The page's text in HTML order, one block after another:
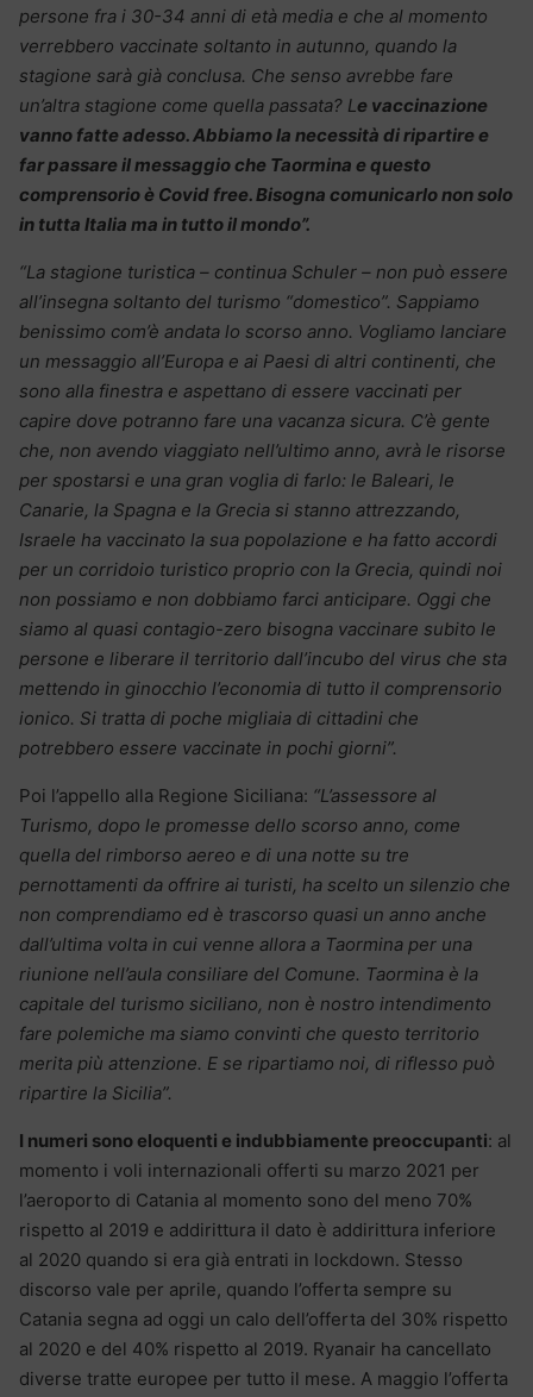
persone fra i 30-34 anni di età media e che al momento
verrebbero vaccinate soltanto in autunno, quando la
stagione sarà già conclusa. Che senso avrebbe fare
un’altra stagione come quella passata? Le vaccinazione
vanno fatte adesso. Abbiamo la necessità di ripartire e
far passare il messaggio che Taormina e questo
comprensorio è Covid free. Bisogna comunicarlo non solo
in tutta Italia ma in tutto il mondo”.
“La stagione turistica – continua Schuler – non può essere
all’insegna soltanto del turismo “domestico”. Sappiamo
benissimo com’è andata lo scorso anno. Vogliamo lanciare
un messaggio all’Europa e ai Paesi di altri continenti, che
sono alla finestra e aspettano di essere vaccinati per
capire dove potranno fare una vacanza sicura. C’è gente
che, non avendo viaggiato nell’ultimo anno, avrà le risorse
per spostarsi e una gran voglia di farlo: le Baleari, le
Canarie, la Spagna e la Grecia si stanno attrezzando,
Israele ha vaccinato la sua popolazione e ha fatto accordi
per un corridoio turistico proprio con la Grecia, quindi noi
non possiamo e non dobbiamo farci anticipare. Oggi che
siamo al quasi contagio-zero bisogna vaccinare subito le
persone e liberare il territorio dall’incubo del virus che sta
mettendo in ginocchio l’economia di tutto il comprensorio
ionico. Si tratta di poche migliaia di cittadini che
potrebbero essere vaccinate in pochi giorni”.
Poi l’appello alla Regione Siciliana: “L’assessore al
Turismo, dopo le promesse dello scorso anno, come
quella del rimborso aereo e di una notte su tre
pernottamenti da offrire ai turisti, ha scelto un silenzio che
non comprendiamo ed è trascorso quasi un anno anche
dall’ultima volta in cui venne allora a Taormina per una
riunione nell’aula consiliare del Comune. Taormina è la
capitale del turismo siciliano, non è nostro intendimento
fare polemiche ma siamo convinti che questo territorio
merita più attenzione. E se ripartiamo noi, di riflesso può
ripartire la Sicilia”.
I numeri sono eloquenti e indubbiamente preoccupanti: al
momento i voli internazionali offerti su marzo 2021 per
l’aeroporto di Catania al momento sono del meno 70%
rispetto al 2019 e addirittura il dato è addirittura inferiore
al 2020 quando si era già entrati in lockdown. Stesso
discorso vale per aprile, quando l’offerta sempre su
Catania segna ad oggi un calo dell’offerta del 30% rispetto
al 2020 e del 40% rispetto al 2019. Ryanair ha cancellato
diverse tratte europee per tutto il mese. A maggio l’offerta